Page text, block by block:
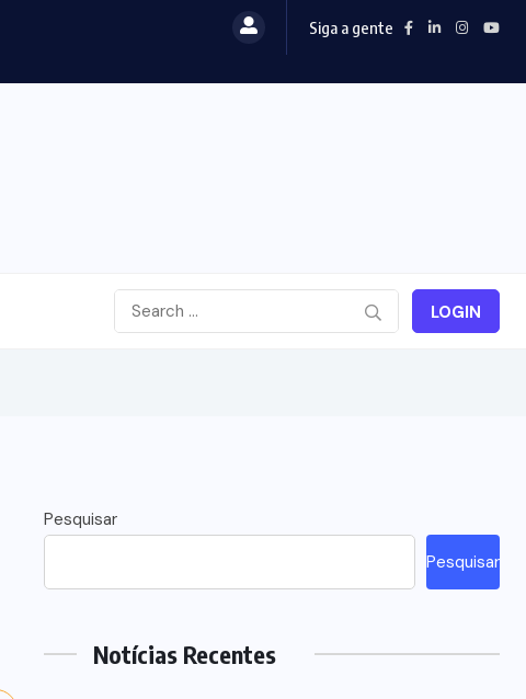
Siga a gente
LOGIN
Pesquisar
Pesquisar
Notícias Recentes